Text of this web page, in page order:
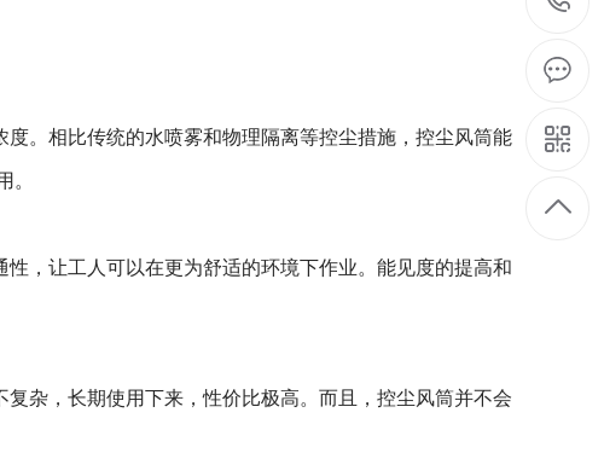
。相比传统的水喷雾和物理隔离等控尘措施，控尘风筒能
。
，让工人可以在更为舒适的环境下作业。能见度的提高和
杂，长期使用下来，性价比极高。而且，控尘风筒并不会